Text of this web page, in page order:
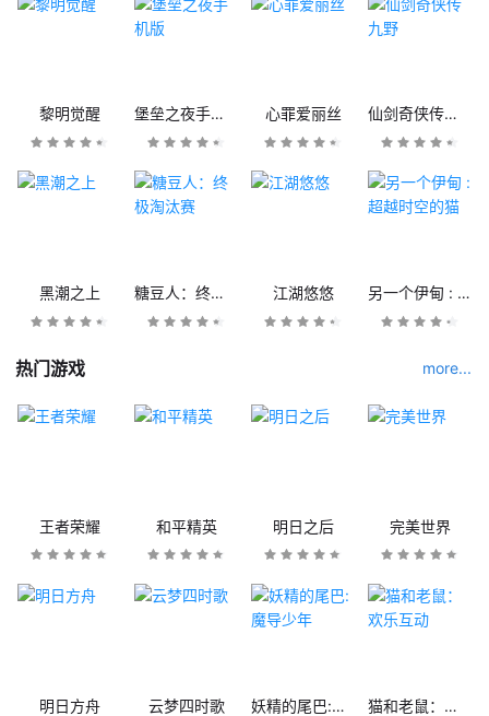
黎明觉醒 堡垒之夜手机版 心罪爱丽丝 仙剑奇侠传九野
黑潮之上 糖豆人：终极淘汰赛 江湖悠悠 另一个伊甸 : 超越时空的猫
热门游戏 more...
王者荣耀 和平精英 明日之后 完美世界
明日方舟 云梦四时歌 妖精的尾巴:魔导少年 猫和老鼠：欢乐互动